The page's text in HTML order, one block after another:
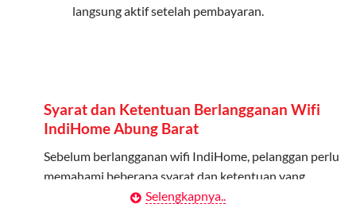
Bisa Dibagi Hingga 5 Anggota
Kuota keluarga bisa digunakan di seluruh Indonesia
Tidak Berlaku untuk Roaming
Kuota ini hanya bisa digunakan di dalam negeri.
langsung aktif setelah pembayaran.
Syarat dan Ketentuan Berlangganan Wifi
IndiHome Abung Barat
Sebelum berlangganan wifi IndiHome, pelanggan perlu
memahami beberapa syarat dan ketentuan yang
Selengkapnya..